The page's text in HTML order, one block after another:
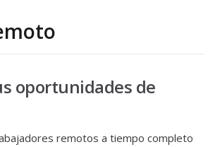
oportunidades de
remotos a tiempo completo